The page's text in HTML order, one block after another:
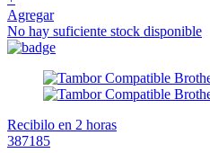
Agregar
No hay suficiente stock disponible
Recibilo en 2 horas
387185